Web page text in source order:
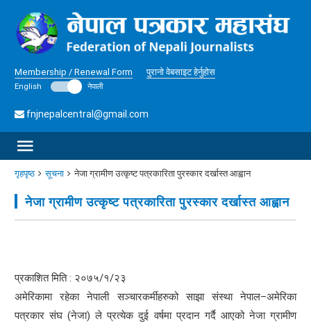
Membership / Renewal Form पुरानो वेबसाइट हेर्नुहोस
English नेपाली
fnjnepalcentral@gmail.com
गृहपृष्ठ सूचना नेजा ग्रामीण उत्कृष्ट पत्रकारिता पुरस्कार दर्खास्त आह्वान
नेजा ग्रामीण उत्कृष्ट पत्रकारिता पुरस्कार दर्खास्त आह्वान
प्रकाशित मिति : २०७५/१/२३
अमेरिकामा रहेका नेपाली सञ्चारकर्मीहरुको साझा संस्था नेपाल–अमेरिका
पत्रकार संघ (नेजा) ले प्रत्येक दुई वर्षमा प्रदान गर्दै आएको नेजा ग्रामीण